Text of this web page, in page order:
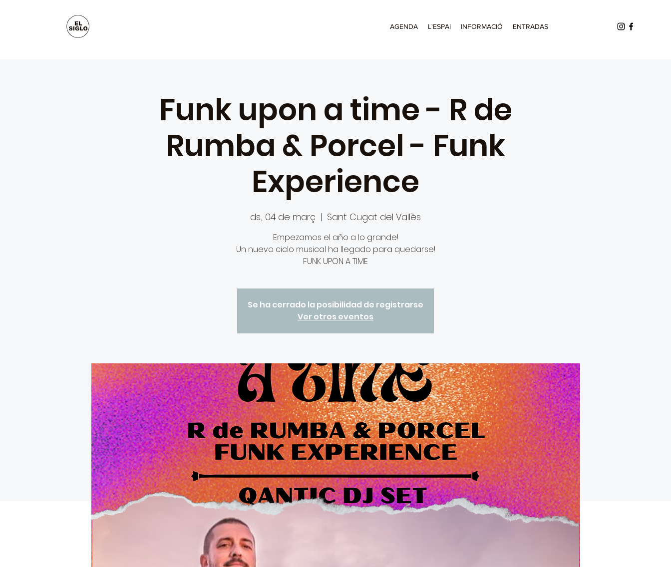
AGENDA L'ESPAI INFORMACIÓ ENTRADAS
Funk upon a time - R de
Rumba & Porcel - Funk
Experience
ds., 04 de març
  |
Sant Cugat del Vallès
Empezamos el año a lo grande!
Un nuevo ciclo musical ha llegado para quedarse!
Se ha cerrado la posibilidad de registrarse
Ver otros eventos